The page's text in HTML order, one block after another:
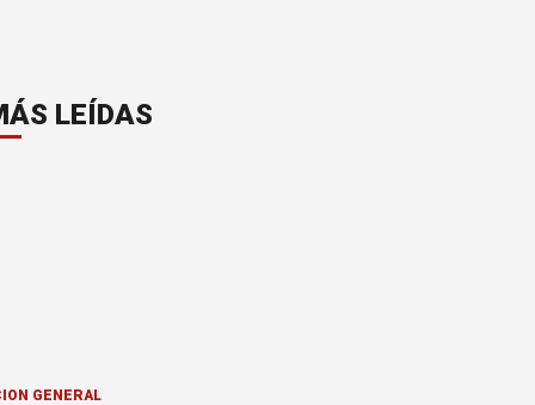
LEÍDAS
GENERAL